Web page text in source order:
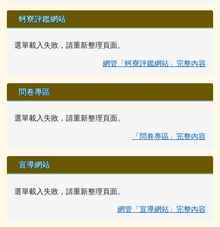
蚵寮評鑑網站
選單載入失敗，請重新整理頁面。
網管「蚵寮評鑑網站」完整內容
問卷專區
選單載入失敗，請重新整理頁面。
「問卷專區」完整內容
宣導網站
選單載入失敗，請重新整理頁面。
網管「宣導網站」完整內容